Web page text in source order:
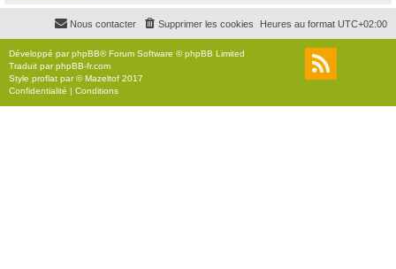
Heures au format UTC+02:00
Supprimer les cookies
Nous contacter
Développé parphpBB® Forum Software © phpBB Limited
Traduit parphpBB-fr.com
Style proflat par ©Mazeltof 2017
Confidentialité | Conditions